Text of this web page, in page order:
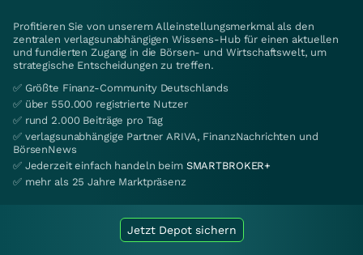
Profitieren Sie von unserem Alleinstellungsmerkmal als den
zentralen verlagsunabhängigen Wissens-Hub für einen aktuellen
und fundierten Zugang in die Börsen- und Wirtschaftswelt, um
strategische Entscheidungen zu treffen.
✅ Größte Finanz-Community Deutschlands
✅ über 550.000 registrierte Nutzer
✅ rund 2.000 Beiträge pro Tag
✅ verlagsunabhängige Partner ARIVA, FinanzNachrichten und
BörsenNews
✅ Jederzeit einfach handeln beim SMARTBROKER+
✅ mehr als 25 Jahre Marktpräsenz
Jetzt Depot sichern